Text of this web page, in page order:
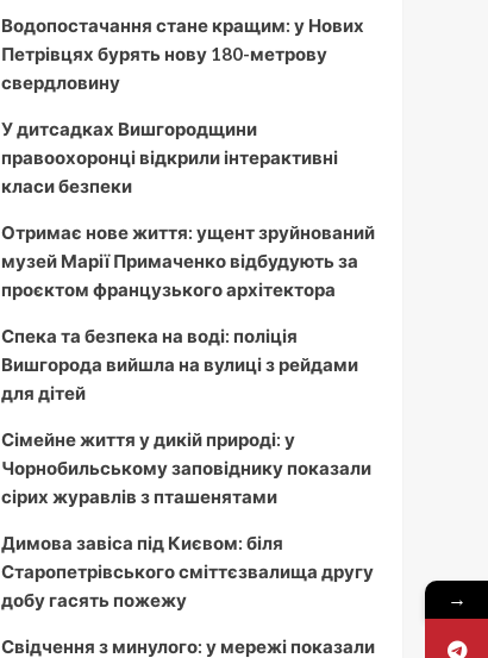
Водопостачання стане кращим: у Нових
Петрівцях бурять нову 180-метрову
свердловину
У дитсадках Вишгородщини
правоохоронці відкрили інтерактивні
класи безпеки
Отримає нове життя: ущент зруйнований
музей Марії Примаченко відбудують за
проєктом французького архітектора
Спека та безпека на воді: поліція
Вишгорода вийшла на вулиці з рейдами
для дітей
Сімейне життя у дикій природі: у
Чорнобильському заповіднику показали
сірих журавлів з пташенятами
Димова завіса під Києвом: біля
Старопетрівського сміттєзвалища другу
добу гасять пожежу
Свідчення з минулого: у мережі показали
→